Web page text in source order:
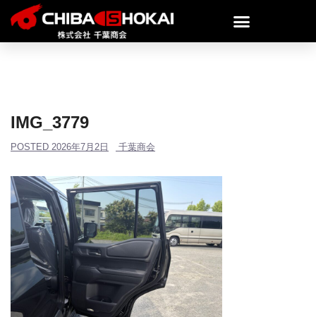
IMG_3779
POSTED 2026年7月2日 千葉商会